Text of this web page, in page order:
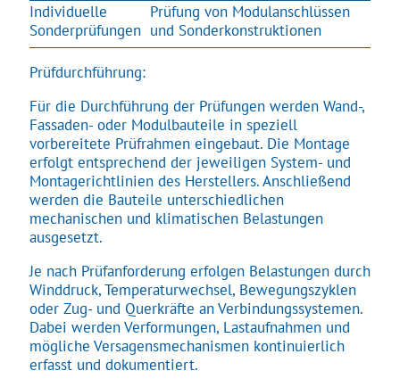
Individuelle
Sonderprüfungen
Prüfung von Modulanschlüssen
und Sonderkonstruktionen
Prüfdurchführung:
Für die Durchführung der Prüfungen werden Wand-,
Fassaden- oder Modulbauteile in speziell
vorbereitete Prüfrahmen eingebaut. Die Montage
erfolgt entsprechend der jeweiligen System- und
Montagerichtlinien des Herstellers. Anschließend
werden die Bauteile unterschiedlichen
mechanischen und klimatischen Belastungen
ausgesetzt.
Je nach Prüfanforderung erfolgen Belastungen durch
Winddruck, Temperaturwechsel, Bewegungszyklen
oder Zug- und Querkräfte an Verbindungssystemen.
Dabei werden Verformungen, Lastaufnahmen und
mögliche Versagensmechanismen kontinuierlich
erfasst und dokumentiert.